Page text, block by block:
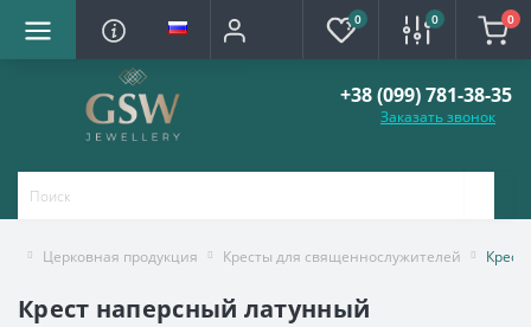
0 0 0
+38 (099) 781-38-35
Заказать звонок
Церковная продукция Кресты для священнослужителей
Крест наперсный латунный